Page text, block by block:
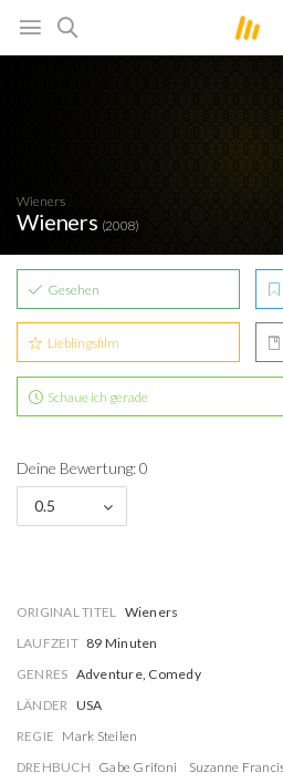
Wieners
Wieners (2008)
Gesehen
Lieblingsfilm
Schaue ich gerade
Deine Bewertung: 0
0.5
ORIGINAL TITEL Wieners
LAUFZEIT 89 Minuten
GENRES Adventure, Comedy
LÄNDER USA
REGIE Mark Steilen
DREHBUCH Gabe Grifoni
Suzanne